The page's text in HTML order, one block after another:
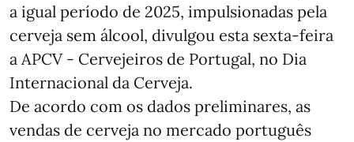
a igual período de 2025, impulsionadas pela
cerveja sem álcool, divulgou esta sexta-feira
a APCV - Cervejeiros de Portugal, no Dia
Internacional da Cerveja.
De acordo com os dados preliminares, as
vendas de cerveja no mercado português